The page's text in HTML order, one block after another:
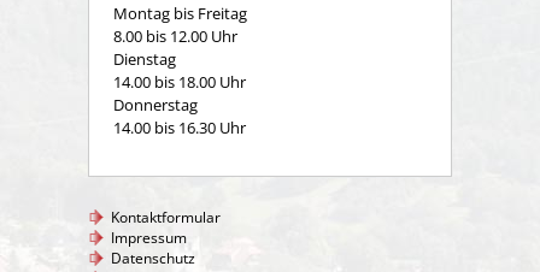
Montag bis Freitag
8.00 bis 12.00 Uhr
Dienstag
14.00 bis 18.00 Uhr
Donnerstag
14.00 bis 16.30 Uhr
Kontaktformular
Impressum
Datenschutz